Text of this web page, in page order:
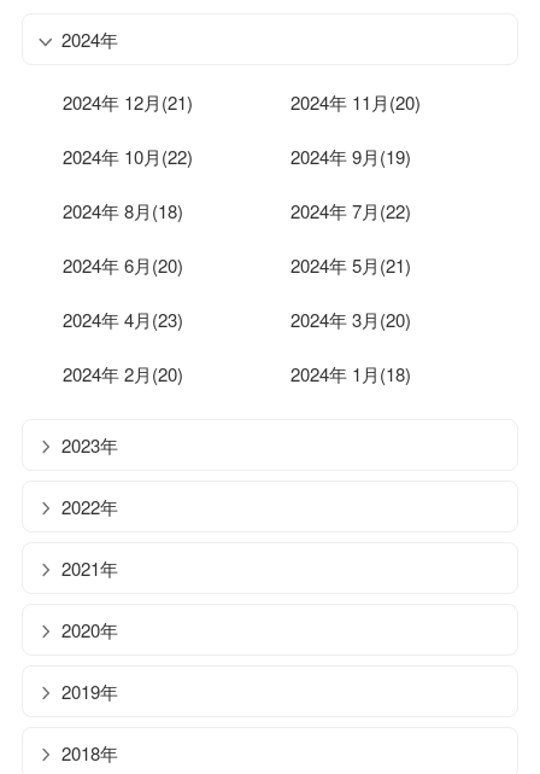
2024年
2024年 12月(21) 2024年 11月(20)
2024年 10月(22) 2024年 9月(19)
2024年 8月(18) 2024年 7月(22)
2024年 6月(20) 2024年 5月(21)
2024年 4月(23) 2024年 3月(20)
2024年 2月(20) 2024年 1月(18)
2023年
2022年
2021年
2020年
2019年
2018年